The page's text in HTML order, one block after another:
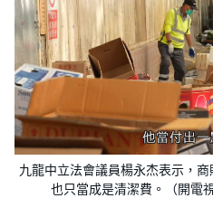
九龍中立法會議員楊永杰表示，
也只當成是清潔費。（開電